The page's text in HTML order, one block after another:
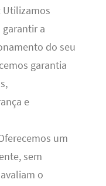
Utilizamos
garantir a
do seu
garantia
e
um
sem
o